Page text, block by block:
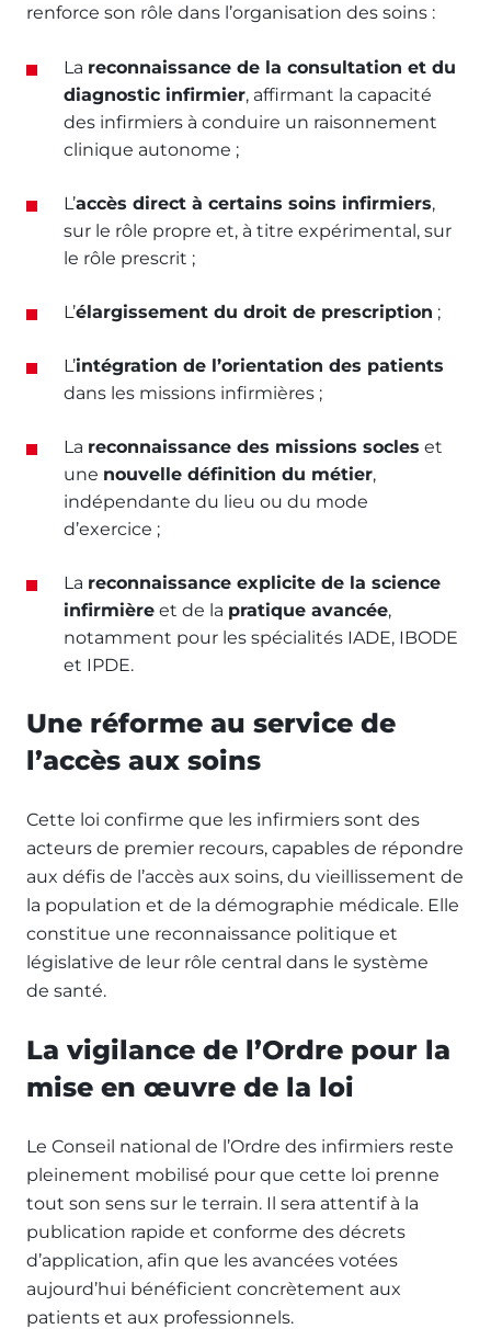
renforce son rôle dans l’organisation des soins :
La reconnaissance de la consultation et du
diagnostic infirmier, affirmant la capacité
des infirmiers à conduire un raisonnement
clinique autonome ;
L’accès direct à certains soins infirmiers,
sur le rôle propre et, à titre expérimental, sur
le rôle prescrit ;
L’élargissement du droit de prescription ;
L’intégration de l’orientation des patients
dans les missions infirmières ;
La reconnaissance des missions socles et
une nouvelle définition du métier,
indépendante du lieu ou du mode
d’exercice ;
La reconnaissance explicite de la science
infirmière et de la pratique avancée,
notamment pour les spécialités IADE, IBODE
et IPDE.
Une réforme au service de
l’accès aux soins
Cette loi confirme que les infirmiers sont des
acteurs de premier recours, capables de répondre
aux défis de l’accès aux soins, du vieillissement de
la population et de la démographie médicale. Elle
constitue une reconnaissance politique et
législative de leur rôle central dans le système
de santé.
La vigilance de l’Ordre pour la
mise en œuvre de la loi
Le Conseil national de l’Ordre des infirmiers reste
pleinement mobilisé pour que cette loi prenne
tout son sens sur le terrain. Il sera attentif à la
publication rapide et conforme des décrets
d’application, afin que les avancées votées
aujourd’hui bénéficient concrètement aux
patients et aux professionnels.